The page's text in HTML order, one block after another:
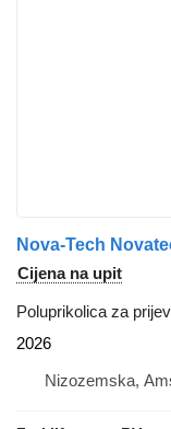
Nova-Tech
Cijena na upit
Poluprikolica za
2026
Nizozemska,